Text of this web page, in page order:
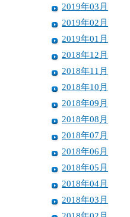
2019年03月
2019年02月
2019年01月
2018年12月
2018年11月
2018年10月
2018年09月
2018年08月
2018年07月
2018年06月
2018年05月
2018年04月
2018年03月